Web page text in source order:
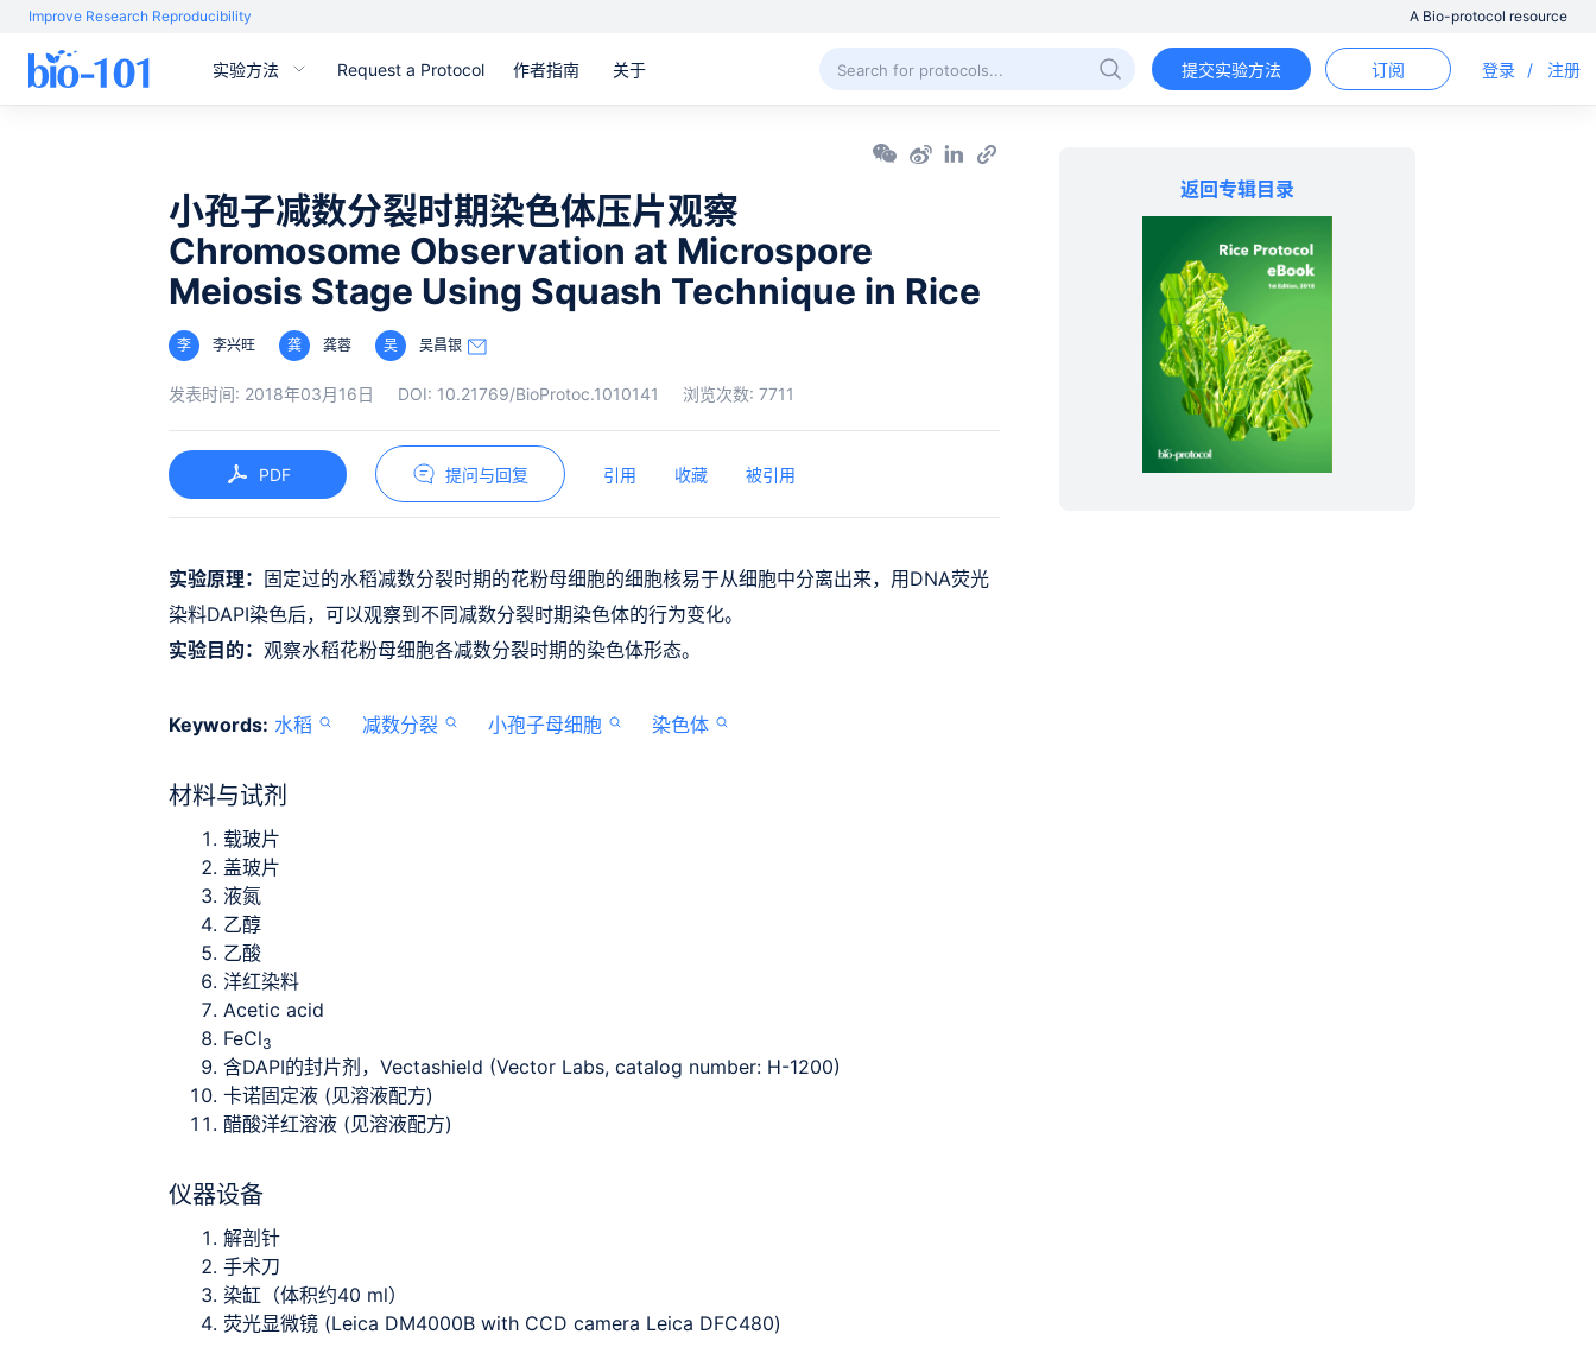
Improve Research Reproducibility A Bio-protocol resource
实验方法 Request a Protocol 作者指南 关于 提交实验方法 订阅 登录 / 注册
小孢子减数分裂时期染色体压片观察
Chromosome Observation at Microspore
Meiosis Stage Using Squash Technique in Rice
李 李兴旺 龚 龚蓉 吴 吴昌银
发表时间: 2018年03月16日 DOI: 10.21769/BioProtoc.1010141 浏览次数: 7711
返回专辑目录
PDF 提问与回复 引用 收藏 被引用
实验原理： 固定过的水稻减数分裂时期的花粉母细胞的细胞核易于从细胞中分离出来，用DNA荧光
染料DAPI染色后，可以观察到不同减数分裂时期染色体的行为变化。
实验目的： 观察水稻花粉母细胞各减数分裂时期的染色体形态。
Keywords: 水稻 减数分裂 小孢子母细胞 染色体
材料与试剂
载玻片
盖玻片
液氮
乙醇
乙酸
洋红染料
Acetic acid
FeCl3
含DAPI的封片剂，Vectashield (Vector Labs, catalog number: H-1200)
卡诺固定液 (见溶液配方)
醋酸洋红溶液 (见溶液配方)
仪器设备
解剖针
手术刀
染缸（体积约40 ml）
荧光显微镜 (Leica DM4000B with CCD camera Leica DFC480)